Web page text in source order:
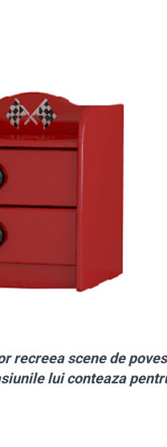
recreea scene de
lui conteaza